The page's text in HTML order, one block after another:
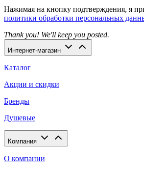
Нажимая на кнопку подтверждения, я
политики обработки персональных
Thank you! We'll keep you posted.
Интернет-магазин
Каталог
Акции и скидки
Бренды
Душевые
Компания
О компании